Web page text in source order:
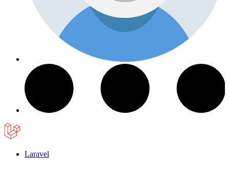
Laravel